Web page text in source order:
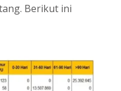
Berikut ini